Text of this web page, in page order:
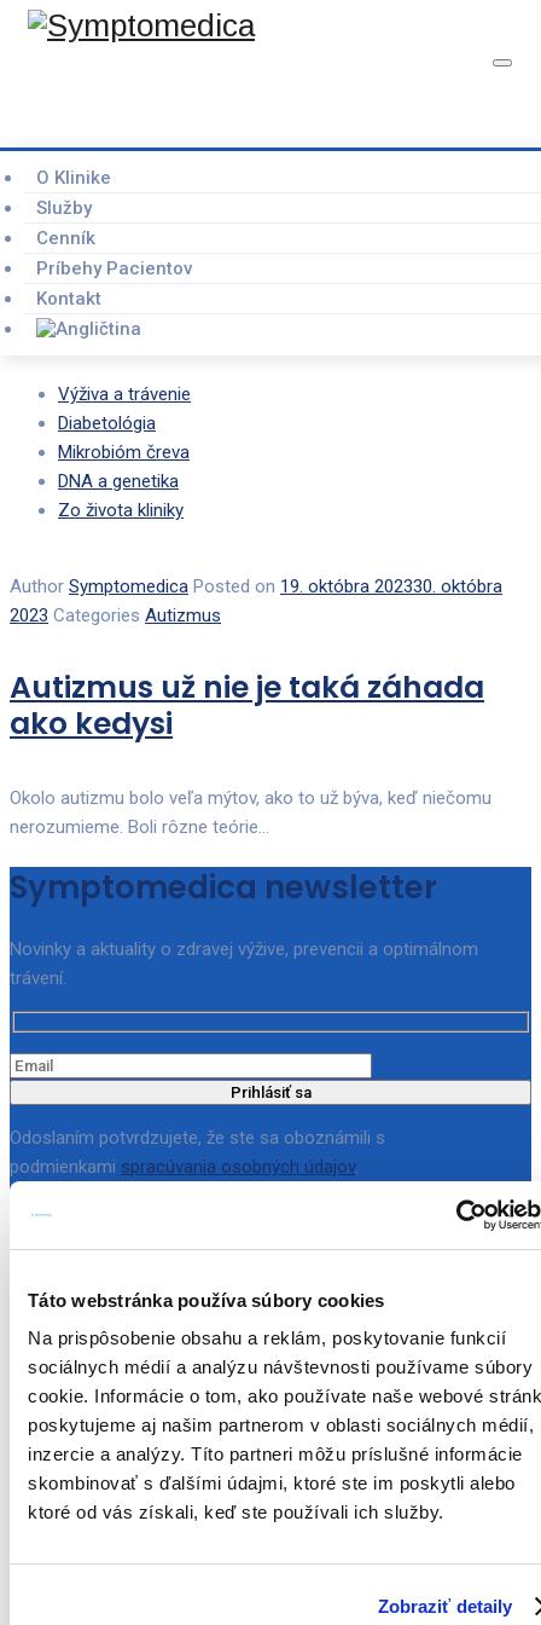
Táto webstránka používa súbory cookies
Na prispôsobenie obsahu a reklám, poskytovanie funkcií
sociálnych médií a analýzu návštevnosti používame súbory
cookie. Informácie o tom, ako používate naše webové
poskytujeme aj našim partnerom v oblasti sociálnych médií,
inzercie a analýzy. Títo partneri môžu príslušné informácie
skombinovať s ďalšími údajmi, ktoré ste im poskytli alebo
ktoré od vás získali, keď ste používali ich služby.
Zobraziť detaily
OBJEDNAŤ KONZULTÁCIU
O Klinike
Služby
Cenník
Príbehy Pacientov
Kontakt
Autizmus
HomeSymptomedica
Výživa a trávenie
Diabetológia
Mikrobióm čreva
DNA a genetika
Zo života kliniky
Author Symptomedica Posted on 19. októbra 202330. októbra
2023 Categories Autizmus
Autizmus už nie je taká záhada
ako kedysi
Okolo autizmu bolo veľa mýtov, ako to už býva, keď niečomu
nerozumieme. Boli rôzne teórie...
Symptomedica newsletter
Novinky a aktuality o zdravej výžive, prevencii a optimálnom
trávení.
Prihlásiť sa
Odoslaním potvrdzujete, že ste sa oboznámili s
podmienkami spracúvania osobných údajov.
Adresa kliniky
Palác Motešických Laurinská 8
NAVIGOVAŤ
Zavolajte nám
+421 948 521 301
Napíšte nám